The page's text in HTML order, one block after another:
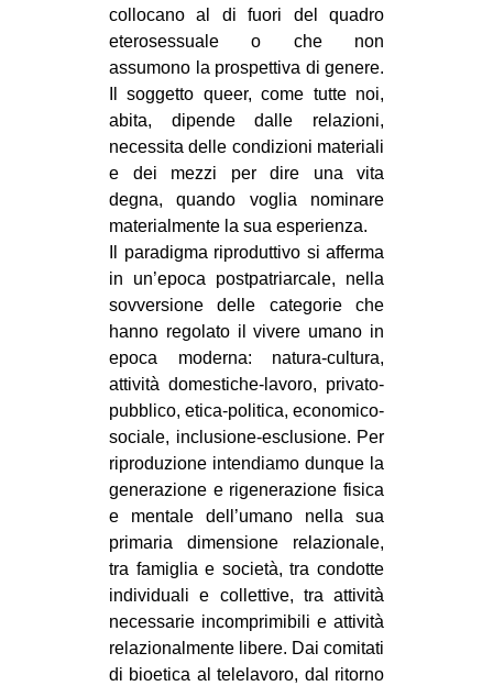
collocano al di fuori del quadro
eterosessuale o che non
assumono la prospettiva di genere.
Il soggetto queer, come tutte noi,
abita, dipende dalle relazioni,
necessita delle condizioni materiali
e dei mezzi per dire una vita
degna, quando voglia nominare
materialmente la sua esperienza.
Il paradigma riproduttivo si afferma
in un’epoca postpatriarcale, nella
sovversione delle categorie che
hanno regolato il vivere umano in
epoca moderna: natura-cultura,
attività domestiche-lavoro, privato-
pubblico, etica-politica, economico-
sociale, inclusione-esclusione. Per
riproduzione intendiamo dunque la
generazione e rigenerazione fisica
e mentale dell’umano nella sua
primaria dimensione relazionale,
tra famiglia e società, tra condotte
individuali e collettive, tra attività
necessarie incomprimibili e attività
relazionalmente libere. Dai comitati
di bioetica al telelavoro, dal ritorno